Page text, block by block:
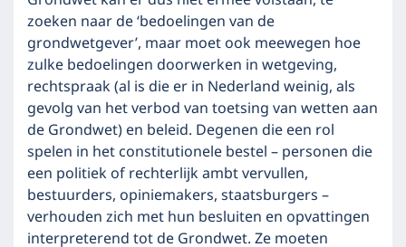
zoeken naar de ‘bedoelingen van de
grondwetgever’, maar moet ook meewegen hoe
zulke bedoelingen doorwerken in wetgeving,
rechtspraak (al is die er in Nederland weinig, als
gevolg van het verbod van toetsing van wetten aan
de Grondwet) en beleid. Degenen die een rol
spelen in het constitutionele bestel – personen die
een politiek of rechterlijk ambt vervullen,
bestuurders, opiniemakers, staatsburgers –
verhouden zich met hun besluiten en opvattingen
interpreterend tot de Grondwet. Ze moeten